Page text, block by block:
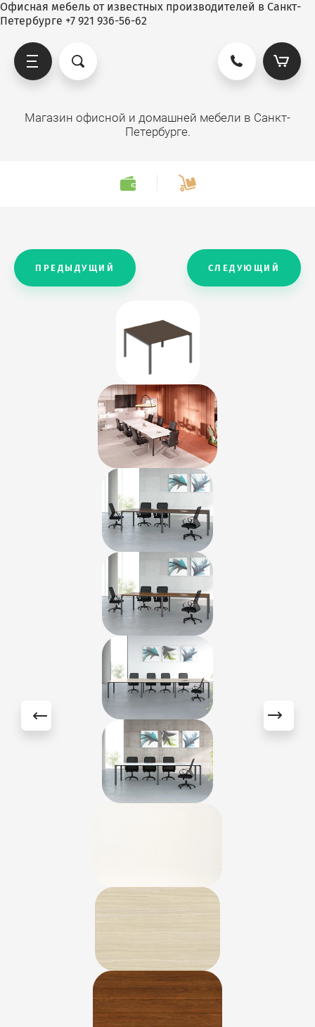
Офисная мебель от известных производителей в Санкт-
Петербурге +7 921 936-56-62
Магазин офисной и домашней мебели в Санкт-
Петербурге.
ПРЕДЫДУЩИЙ СЛЕДУЮЩИЙ